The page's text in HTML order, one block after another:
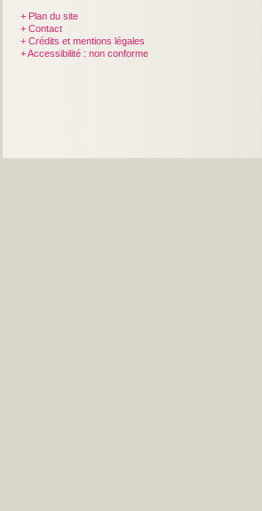
+ Plan du site
+ Contact
+ Crédits et mentions légales
+ Accessibilité : non conforme